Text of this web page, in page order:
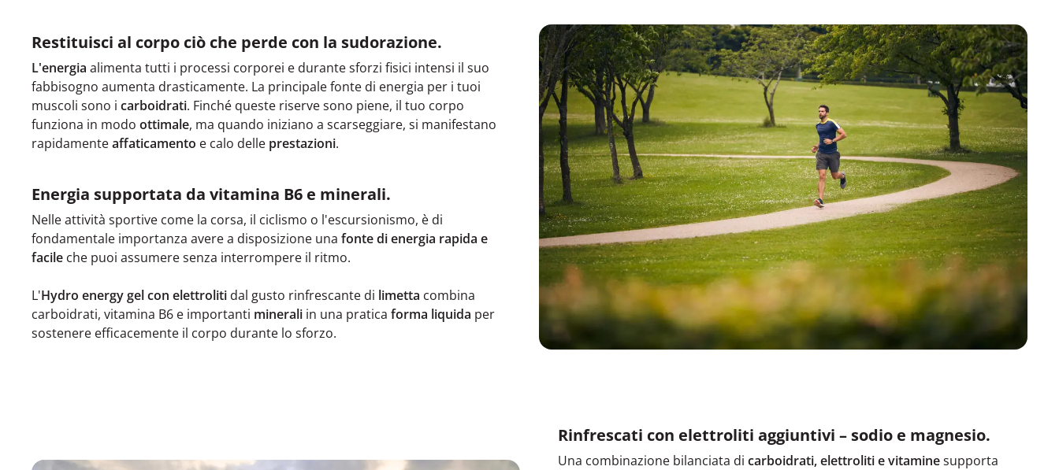
Restituisci al corpo ciò che perde con la sudorazione.
L'energia alimenta tutti i processi corporei e durante sforzi fisici intensi il suo
fabbisogno aumenta drasticamente. La principale fonte di energia per i tuoi
muscoli sono i carboidrati. Finché queste riserve sono piene, il tuo corpo
funziona in modo ottimale, ma quando iniziano a scarseggiare, si manifestano
rapidamenteaffaticamento e calo delle prestazioni.
Energia supportata da vitamina B6 e minerali.
Nelle attività sportive come la corsa, il ciclismo o l'escursionismo, è di
fondamentale importanza avere a disposizione una fonte di energia rapida e
facile che puoi assumere senza interrompere il ritmo.
L'Hydro energy gelcon elettroliti dal gusto rinfrescante di limetta combina
carboidrati, vitamina B6 e importanti minerali in una pratica forma liquida per
sostenere efficacemente il corpo durante lo sforzo.
Rinfrescati con elettroliti aggiuntivi – sodio e magnesio.
Una combinazione bilanciata di carboidrati, elettroliti e vitaminesupporta